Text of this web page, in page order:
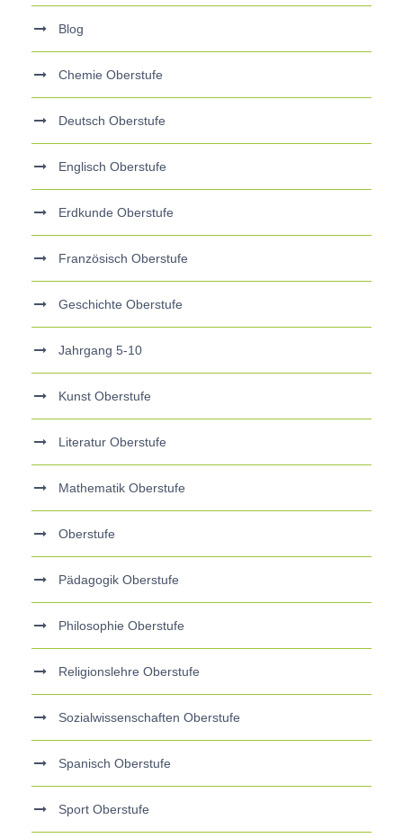
Blog
Chemie Oberstufe
Deutsch Oberstufe
Englisch Oberstufe
Erdkunde Oberstufe
Französisch Oberstufe
Geschichte Oberstufe
Jahrgang 5-10
Kunst Oberstufe
Literatur Oberstufe
Mathematik Oberstufe
Oberstufe
Pädagogik Oberstufe
Philosophie Oberstufe
Religionslehre Oberstufe
Sozialwissenschaften Oberstufe
Spanisch Oberstufe
Sport Oberstufe